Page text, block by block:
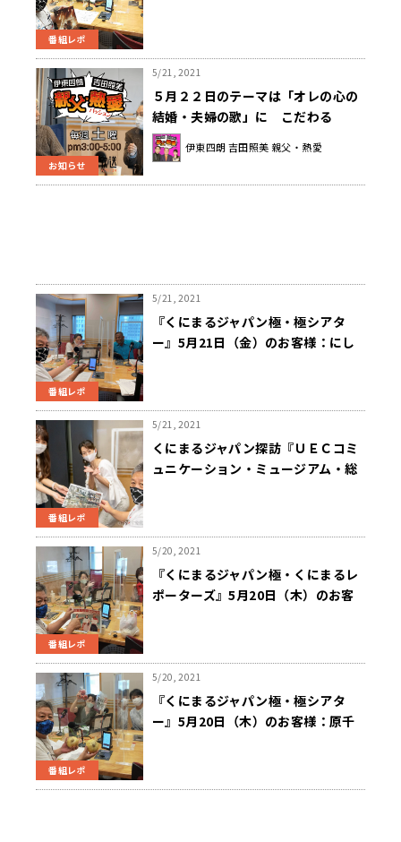
番組レポ
お知らせ
5/21, 2021
５月２２日のテーマは「オレの心の
結婚・夫婦の歌」に こだわる
伊東四朗 吉田照美 親父・熱愛
番組レポ
5/21, 2021
『くにまるジャパン極・極シアタ
ー』5月21日（金）のお客様：にし
番組レポ
5/21, 2021
くにまるジャパン探訪『ＵＥＣコミ
ュニケーション・ミュージアム・総
番組レポ
5/20, 2021
『くにまるジャパン極・くにまるレ
ポーターズ』5月20日（木）のお客
番組レポ
5/20, 2021
『くにまるジャパン極・極シアタ
ー』5月20日（木）のお客様：原千